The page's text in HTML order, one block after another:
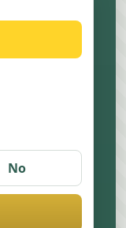
No